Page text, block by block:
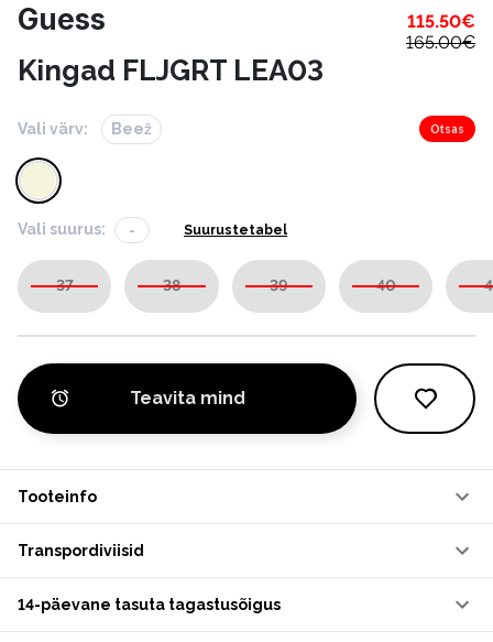
Guess 115.50€
165.00€
Kingad FLJGRT LEA03
Vali värv: Beež Otsas
Vali suurus: - Suurustetabel
37 38 39 40
Teavita mind
Tooteinfo
Transpordiviisid
14-päevane tasuta tagastusõigus